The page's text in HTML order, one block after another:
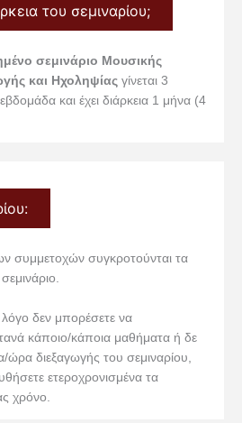
του σεμιναρίου;
σεμινάριο Μουσικής
και Ηχοληψίας γίνεται 3
και έχει διάρκεια 1 μήνα (4
συμμετοχών συγκροτούνται τα
δεν μπορέσετε να
κάποιο/κάποια μαθήματα ή δε
ώρα διεξαγωγής του σεμιναρίου,
ετεροχρονισμένα τα
χρόνο.